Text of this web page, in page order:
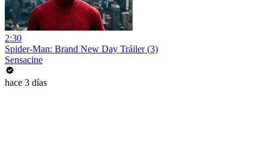
2:30
Spider-Man: Brand New Day Tráiler (3)
Sensacine
hace 3 días